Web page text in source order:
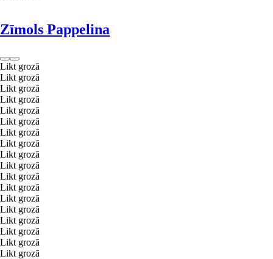
Zīmols Pappelina
Likt grozā
Likt grozā
Likt grozā
Likt grozā
Likt grozā
Likt grozā
Likt grozā
Likt grozā
Likt grozā
Likt grozā
Likt grozā
Likt grozā
Likt grozā
Likt grozā
Likt grozā
Likt grozā
Likt grozā
Likt grozā